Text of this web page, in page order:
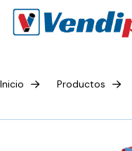
Inicio Productos